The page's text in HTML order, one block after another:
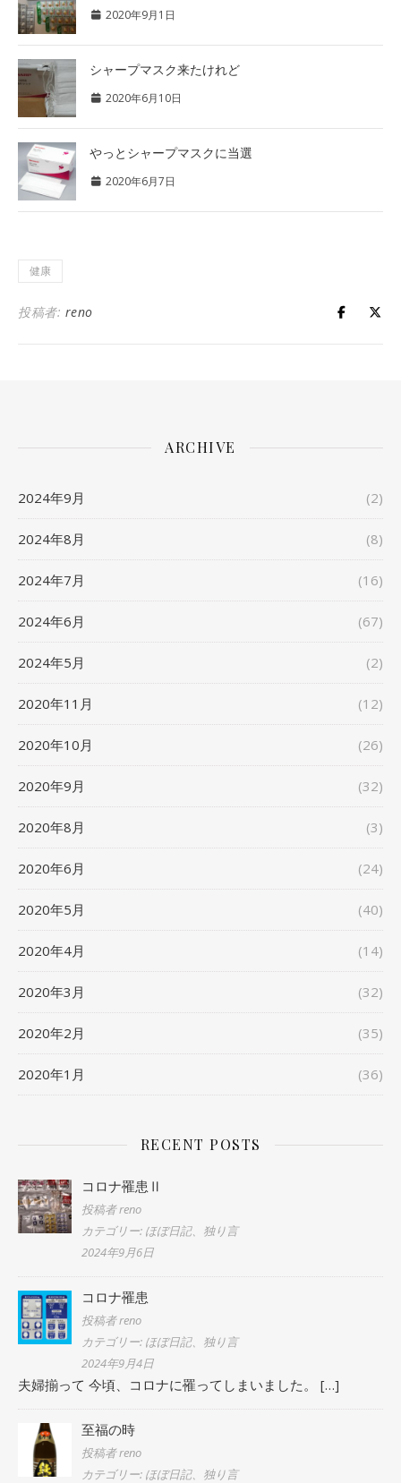
2020年9月1日
シャープマスク来たけれど
2020年6月10日
やっとシャープマスクに当選
2020年6月7日
健康
投稿者: reno
ARCHIVE
2024年9月 (2)
2024年8月 (8)
2024年7月 (16)
2024年6月 (67)
2024年5月 (2)
2020年11月 (12)
2020年10月 (26)
2020年9月 (32)
2020年8月 (3)
2020年6月 (24)
2020年5月 (40)
2020年4月 (14)
2020年3月 (32)
2020年2月 (35)
2020年1月 (36)
RECENT POSTS
コロナ罹患Ⅱ
投稿者 reno
カテゴリー: ほぼ日記、独り言
2024年9月6日
コロナ罹患
投稿者 reno
カテゴリー: ほぼ日記、独り言
2024年9月4日
夫婦揃って 今頃、コロナに罹ってしまいました。 […]
至福の時
投稿者 reno
カテゴリー: ほぼ日記、独り言